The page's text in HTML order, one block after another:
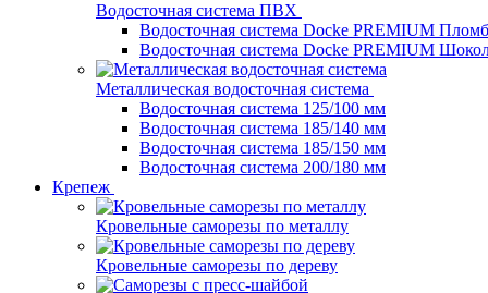
Водосточная система ПВХ
Водосточная система Docke PREMIUM
Водосточная система Docke PREMIUM
Металлическая водосточная система
Водосточная система 125/100 мм
Водосточная система 185/140 мм
Водосточная система 185/150 мм
Водосточная система 200/180 мм
Крепеж
Кровельные саморезы по металлу
Кровельные саморезы по дереву